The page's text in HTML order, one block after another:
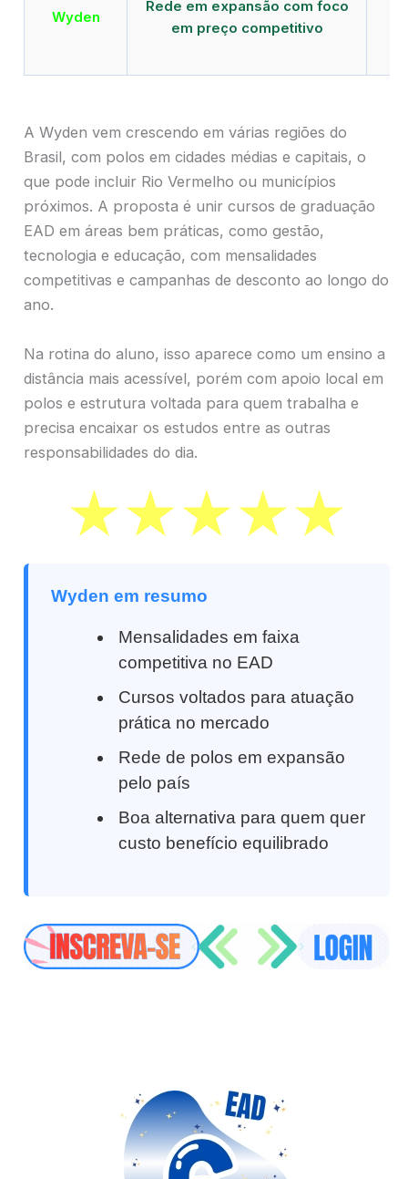
Wyden
Rede em expansão com foco
em preço competitivo
A Wyden vem crescendo em várias regiões do
Brasil, com polos em cidades médias e capitais, o
que pode incluir Rio Vermelho ou municípios
próximos. A proposta é unir cursos de graduação
EAD em áreas bem práticas, como gestão,
tecnologia e educação, com mensalidades
competitivas e campanhas de desconto ao longo do
ano.
Na rotina do aluno, isso aparece como um ensino a
distância mais acessível, porém com apoio local em
polos e estrutura voltada para quem trabalha e
precisa encaixar os estudos entre as outras
responsabilidades do dia.
Wyden em resumo
Mensalidades em faixa
competitiva no EAD
Cursos voltados para atuação
prática no mercado
Rede de polos em expansão
pelo país
Boa alternativa para quem quer
custo benefício equilibrado